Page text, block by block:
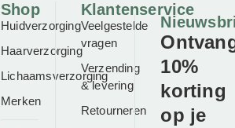
Shop
Huidverzorging
Haarverzorging
Lichaamsverzorging
Merken
Klantenservice
Veelgestelde
vragen
Verzending
& levering
Retourneren
10%
korting
op je